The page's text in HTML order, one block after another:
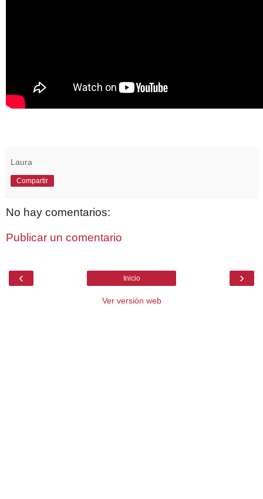
Laura
Compartir
No hay comentarios:
Publicar un comentario
‹ ›
Inicio
Ver versión web